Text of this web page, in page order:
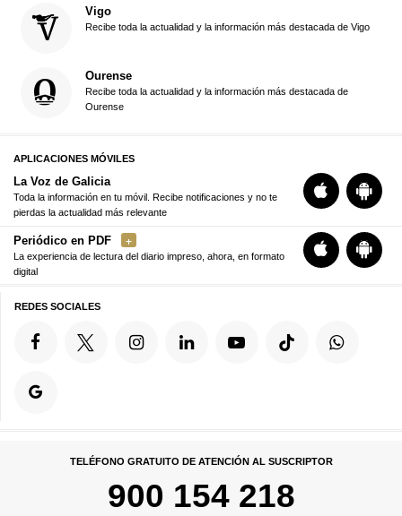
Vigo
Recibe toda la actualidad y la información más destacada de Vigo
Ourense
Recibe toda la actualidad y la información más destacada de
Ourense
APLICACIONES MÓVILES
La Voz de Galicia
Toda la información en tu móvil. Recibe notificaciones y no te
pierdas la actualidad más relevante
Periódico en PDF
La experiencia de lectura del diario impreso, ahora, en formato
digital
REDES SOCIALES
TELÉFONO GRATUITO DE ATENCIÓN AL SUSCRIPTOR
900 154 218